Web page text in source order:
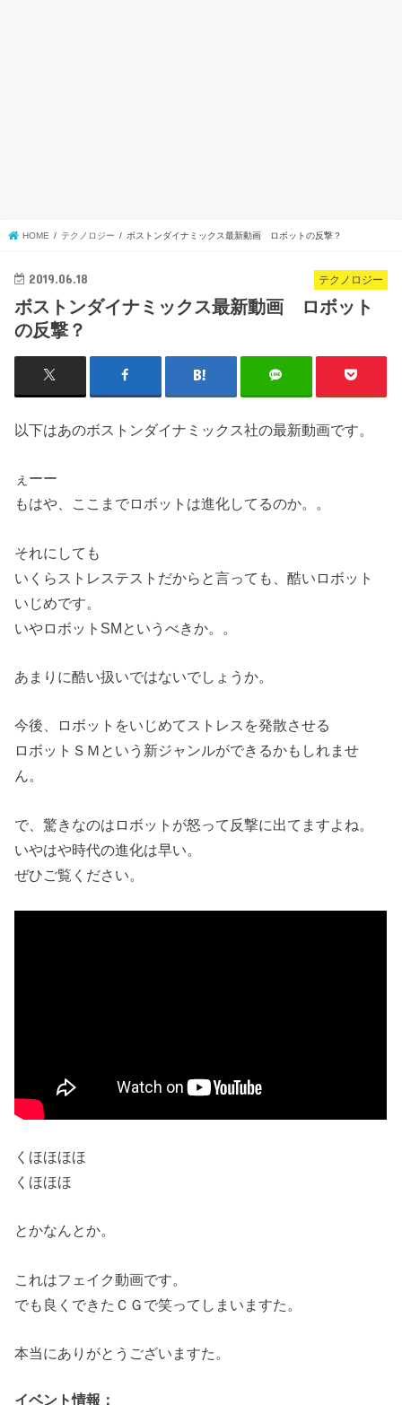
HOME テクノロジー ボストンダイナミックス最新動画 ロボットの反撃？
テクノロジー
2019.06.18
ボストンダイナミックス最新動画 ロボット
の反撃？
以下はあのボストンダイナミックス社の最新動画です。
ぇーー
もはや、ここまでロボットは進化してるのか。。
それにしても
いくらストレステストだからと言っても、酷いロボット
いじめです。
いやロボットSMというべきか。。
あまりに酷い扱いではないでしょうか。
今後、ロボットをいじめてストレスを発散させる
ロボットＳＭという新ジャンルができるかもしれませ
ん。
で、驚きなのはロボットが怒って反撃に出てますよね。
いやはや時代の進化は早い。
ぜひご覧ください。
くほほほほ
くほほほ
とかなんとか。
これはフェイク動画です。
でも良くできたＣＧで笑ってしまいますた。
本当にありがとうございますた。
イベント情報：